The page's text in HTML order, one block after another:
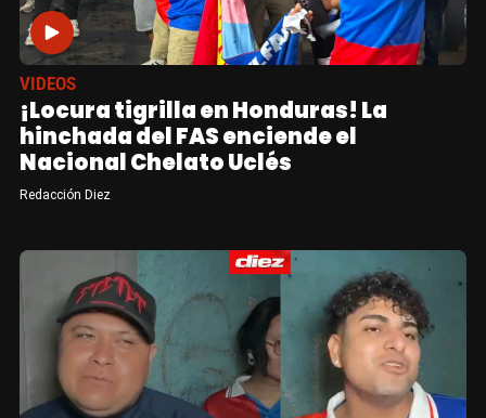
VIDEOS
¡Locura tigrilla en Honduras! La
hinchada del FAS enciende el
Nacional Chelato Uclés
Redacción Diez